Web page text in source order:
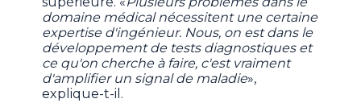
domaine médical nécessitent une certaine
expertise d'ingénieur. Nous, on est dans le
développement de tests diagnostiques et
ce qu'on cherche à faire, c'est vraiment
d'amplifier un signal de maladie»,
explique-t-il.